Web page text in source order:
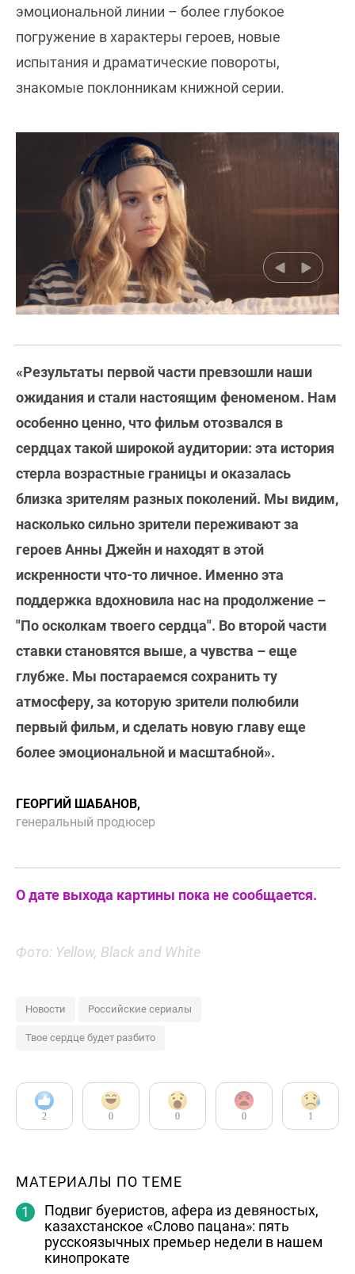
эмоциональной линии – более глубокое
погружение в характеры героев, новые
испытания и драматические повороты,
знакомые поклонникам книжной серии.
«Результаты первой части превзошли наши
ожидания и стали настоящим феноменом. Нам
особенно ценно, что фильм отозвался в
сердцах такой широкой аудитории: эта история
стерла возрастные границы и оказалась
близка зрителям разных поколений. Мы видим,
насколько сильно зрители переживают за
героев Анны Джейн и находят в этой
искренности что-то личное. Именно эта
поддержка вдохновила нас на продолжение –
"По осколкам твоего сердца". Во второй части
ставки становятся выше, а чувства – еще
глубже. Мы постараемся сохранить ту
атмосферу, за которую зрители полюбили
первый фильм, и сделать новую главу еще
более эмоциональной и масштабной».
ГЕОРГИЙ ШАБАНОВ,
генеральный продюсер
О дате выхода картины пока не сообщается.
Фото: Yellow, Black and White
Новости Российские сериалы
Твое сердце будет разбито
2 0 0 0 1
МАТЕРИАЛЫ ПО ТЕМЕ
Подвиг буеристов, афера из девяностых,
казахстанское «Слово пацана»: пять
русскоязычных премьер недели в нашем
кинопрокате